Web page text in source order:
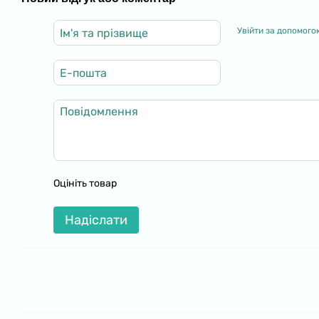
Увійти за
Оцініть товар
Надіслати